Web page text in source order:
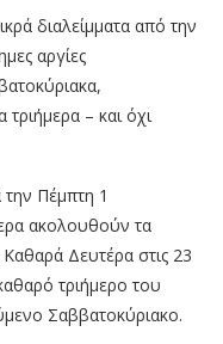
διαλείμματα από την
αργίες
τριήμερα – και όχι
Πέμπτη 1
ακολουθούν τα
Δευτέρα στις 23
τριήμερο του
Σαββατοκύριακο.